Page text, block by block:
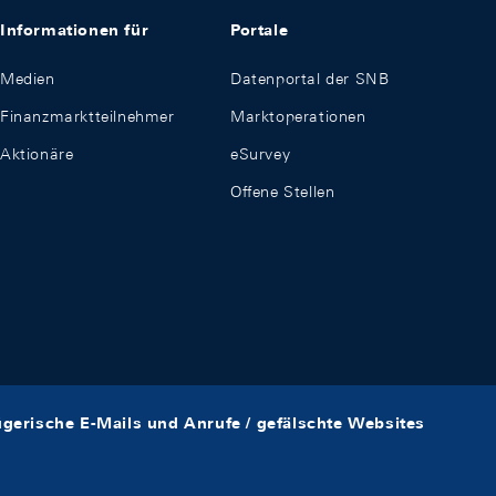
Informationen für
Medien
Finanzmarktteilnehmer
Aktionäre
Portale
Datenportal der SNB
Marktoperationen
eSurvey
Offene Stellen
E-Mails und Anrufe / gefälschte Websites